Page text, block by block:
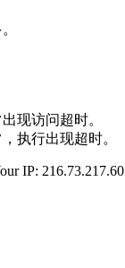
现访问超时。
执行出现超时。
IP: 216.73.217.60